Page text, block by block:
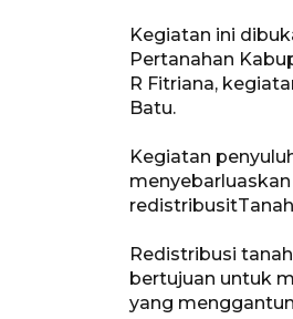
Kegiatan ini
Pertanahan
R Fitriana,
Batu.
Kegiatan
Redistribusi
bertujuan untuk
yang